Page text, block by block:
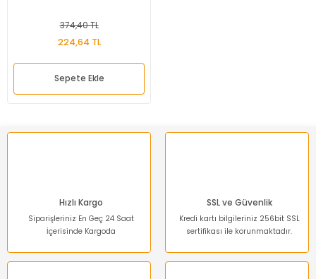
374,40 TL
224,64 TL
Sepete Ekle
Hızlı Kargo
Siparişleriniz En Geç 24 Saat
İçerisinde Kargoda
SSL ve Güvenlik
Kredi kartı bilgileriniz 256bit SSL
sertifikası ile korunmaktadır.